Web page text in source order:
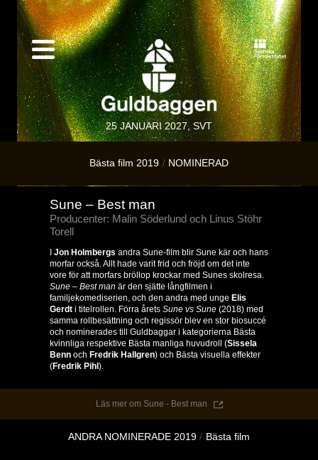
25 JANUARI 2027, SVT
Bästa film 2019 NOMINERAD
Sune – Best man
Producenter: Malin Söderlund och Linus Stöhr
Torell
I Jon Holmbergs andra Sune-film blir Sune kär och hans
morfar också. Allt hade varit frid och fröjd om det inte
vore för att morfars bröllop krockar med Sunes skolresa.
Sune – Best man är den sjätte långfilmen i
familjekomediserien, och den andra med unge Elis
Gerdti titelrollen. Förra årets Sune vs Sune(2018) med
samma rollbesättning och regissör blev en stor biosuccé
och nominerades till Guldbaggar i kategorierna Bästa
kvinnliga respektive Bästa manliga huvudroll (Sissela
Bennoch Fredrik Hallgren) och Bästa visuella effekter
(Fredrik Pihl).
Läs mer om Sune - Best man
ANDRA NOMINERADE 2019 Bästa film